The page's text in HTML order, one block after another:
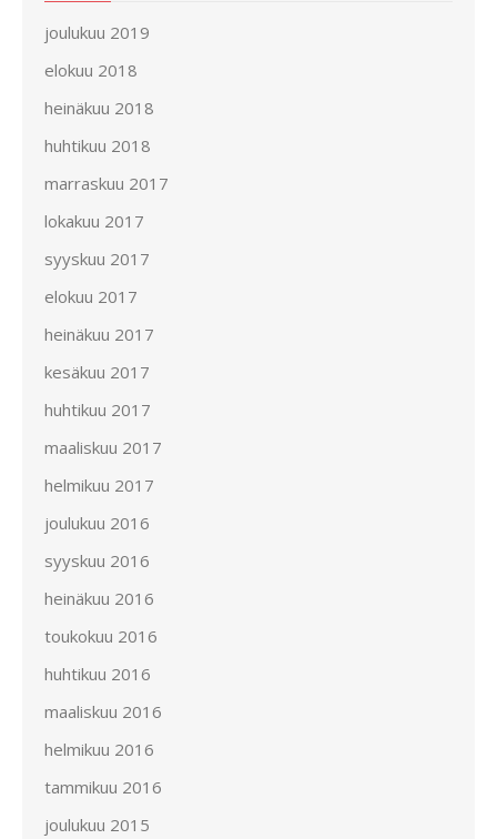
joulukuu 2019
elokuu 2018
heinäkuu 2018
huhtikuu 2018
marraskuu 2017
lokakuu 2017
syyskuu 2017
elokuu 2017
heinäkuu 2017
kesäkuu 2017
huhtikuu 2017
maaliskuu 2017
helmikuu 2017
joulukuu 2016
syyskuu 2016
heinäkuu 2016
toukokuu 2016
huhtikuu 2016
maaliskuu 2016
helmikuu 2016
tammikuu 2016
joulukuu 2015